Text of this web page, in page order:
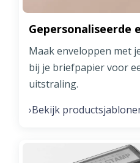
Gepersonaliseerde
Maak enveloppen met
bij je briefpapier voor
uitstraling.
›Bekijk